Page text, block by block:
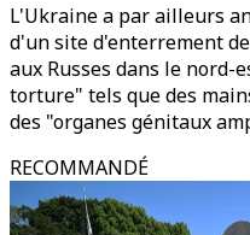
L'Ukraine a par ailleurs
d'un site d'enterrement
aux Russes dans le nord-
torture" tels que des
des "organes génitaux
RECOMMANDÉ